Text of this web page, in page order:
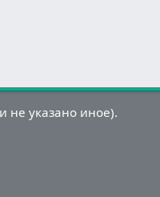
не указано иное).